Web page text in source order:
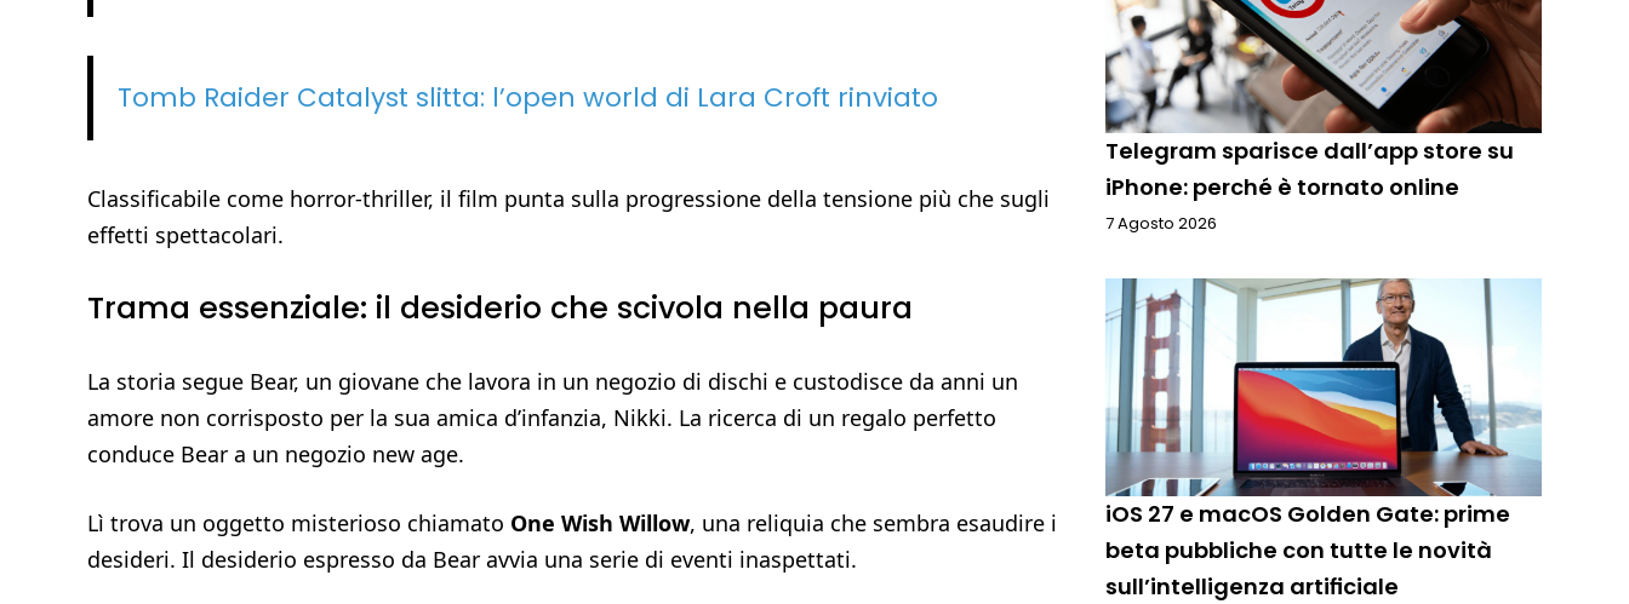
Tomb Raider Catalyst slitta: l’open world di Lara Croft rinviato
Classificabile come horror-thriller, il film punta sulla progressione della tensione più che sugli
effetti spettacolari.
Trama essenziale: il desiderio che scivola nella paura
La storia segue Bear, un giovane che lavora in un negozio di dischi e custodisce da anni un
amore non corrisposto per la sua amica d’infanzia, Nikki. La ricerca di un regalo perfetto
conduce Bear a un negozio new age.
Lì trova un oggetto misterioso chiamato One Wish Willow, una reliquia che sembra esaudire i
desideri. Il desiderio espresso da Bear avvia una serie di eventi inaspettati.
Telegram sparisce dall’app store su
iPhone: perché è tornato online
7 Agosto 2026
iOS 27 e macOS Golden Gate: prime
beta pubbliche con tutte le novità
sull’intelligenza artificiale